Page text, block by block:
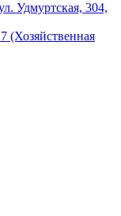
Удмуртская, 304,
(Хозяйственная